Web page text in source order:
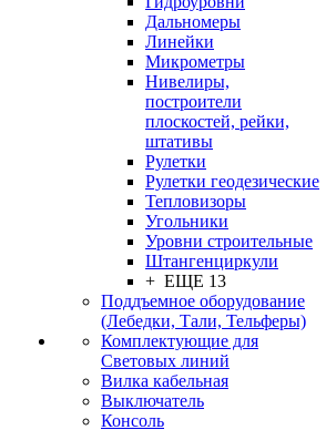
Дальномеры
Линейки
Микрометры
Нивелиры,
построители
плоскостей, рейки,
штативы
Рулетки
Рулетки геодезические
Тепловизоры
Угольники
Уровни строительные
Штангенциркули
+ ЕЩЕ 13
Поддъемное оборудование
(Лебедки, Тали, Тельферы)
Комплектующие для
Световых линий
Вилка кабельная
Выключатель
Консоль